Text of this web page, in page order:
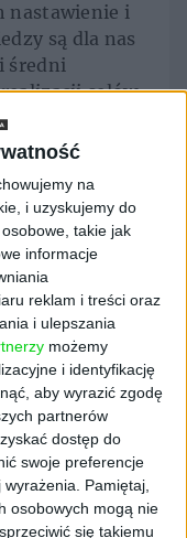
na
i uzyskujemy do
takie jak
informacje
reklam i treści oraz
i ulepszania
możemy
i identyfikację
aby wyrazić zgodę
partnerów
dostęp do
swoje preferencje
wyrażenia. Pamiętaj,
osobowych mogą nie
się takiemu
nastawienie i
są dla nas
średni
celów
czasu.
pomysły i
WeNet Group
ze
na temat
e-sklepów,
SEO,
w Social
na dotarcie
sprzedaży
jak np. Google